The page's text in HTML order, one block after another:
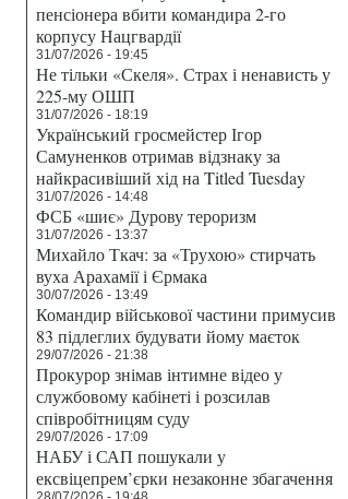
пенсіонера вбити командира 2-го
корпусу Нацгвардії
31/07/2026 - 19:45
Не тільки «Скеля». Страх і ненависть у
225-му ОШП
31/07/2026 - 18:19
Український гросмейстер Ігор
Самуненков отримав відзнаку за
найкрасивіший хід на Titled Tuesday
31/07/2026 - 14:48
ФСБ «шиє» Дурову тероризм
31/07/2026 - 13:37
Михайло Ткач: за «Трухою» стирчать
вуха Арахамії і Єрмака
30/07/2026 - 13:49
Командир військової частини примусив
83 підлеглих будувати йому маєток
29/07/2026 - 21:38
Прокурор знімав інтимне відео у
службовому кабінеті і розсилав
співробітницям суду
29/07/2026 - 17:09
НАБУ і САП пошукали у
ексвіцепрем’єрки незаконне збагачення